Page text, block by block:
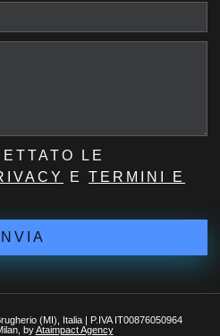
LE
E TERMINI E
INVIA
(MI), Italia | P.IVA IT00876050964
byAtaimpact Agency